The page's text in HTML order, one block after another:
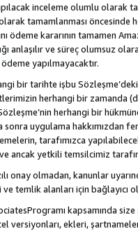
inceleme olumlu olarak
tamamlanması
ödeme kararının tamamen
anlaşılır ve süreç olumsuz
yapılmayacaktır.
bir tarihte işbu
herhangi bir zamanda
herhangi bir
sonra uygulama hakkımızdan
tarafımızca
ancak yetkili temsilcimiz
onay olmadan, kanunlar
temlik alanları için bağlayıcı
kapsamında
versiyonları, ekleri,